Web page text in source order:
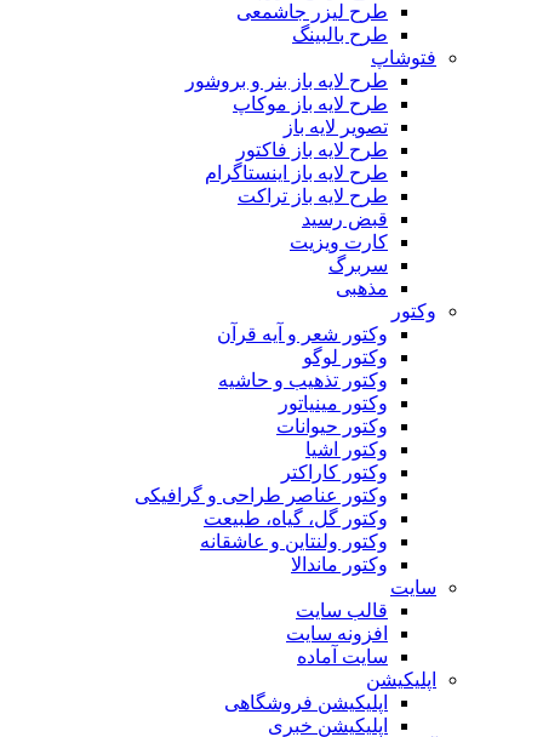
طرح لیزر جاشمعی
طرح بالبینگ
فتوشاپ
طرح لایه باز بنر و بروشور
طرح لایه باز موکاپ
تصویر لایه باز
طرح لایه باز فاکتور
طرح لایه باز اینستاگرام
طرح لایه باز تراکت
قبض رسید
کارت ویزیت
سربرگ
مذهبی
وکتور
وکتور شعر و آیه قرآن
وکتور لوگو
وکتور تذهیب و حاشیه
وکتور مینیاتور
وکتور حیوانات
وکتور اشیا
وکتور کاراکتر
وکتور عناصر طراحی و گرافیکی
وکتور گل، گیاه، طبیعت
وکتور ولنتاین و عاشقانه
وکتور ماندالا
سایت
قالب سایت
افزونه سایت
سایت آماده
اپلیکیشن
اپلیکیشن فروشگاهی
اپلیکیشن خبری